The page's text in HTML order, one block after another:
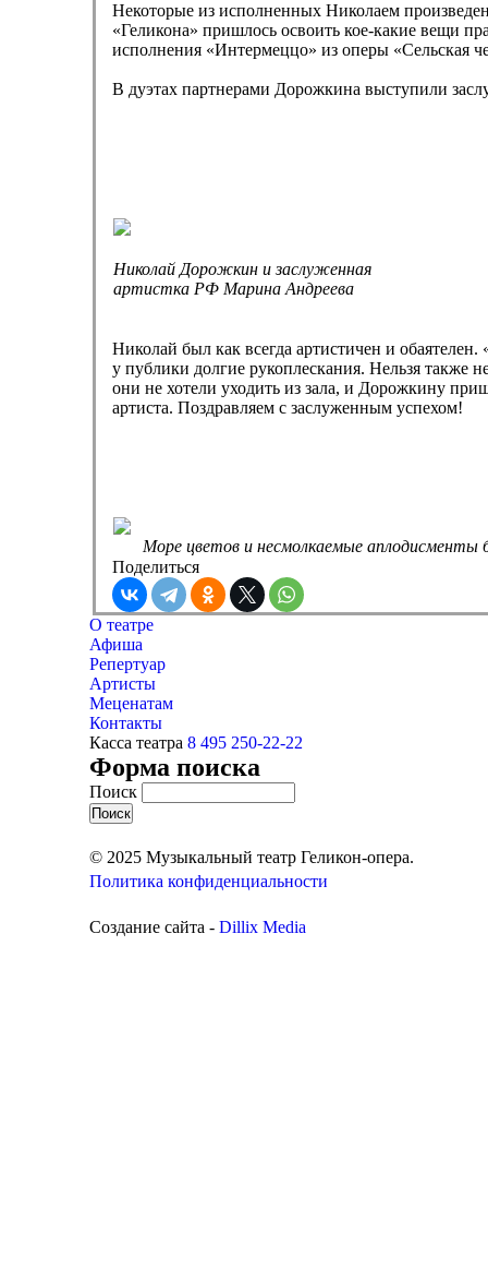
Некоторые из исполненных Николаем
«Геликона» пришлось освоить кое-какие вещи
исполнения «Интермеццо» из оперы «Сельская
В дуэтах партнерами Дорожкина выступили
Николай Дорожкин и заслуженная
артистка РФ Марина Андреева
Николай был как всегда артистичен и
у публики долгие рукоплескания. Нельзя также
они не хотели уходить из зала, и Дорожкину
артиста. Поздравляем с заслуженным успехом!
Море цветов и несмолкаемые
Поделиться
О театре
Афиша
Репертуар
Артисты
Меценатам
Контакты
Касса театра 8 495 250-22-22
Форма поиска
Поиск
© 2025 Музыкальный театр Геликон-опера.
Политика конфиденциальности
Создание сайта - Dillix Media